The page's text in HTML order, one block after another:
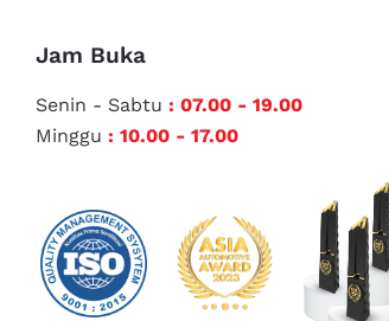
Jam Buka
Senin - Sabtu : 07.00 - 19.00
Minggu : 10.00 - 17.00